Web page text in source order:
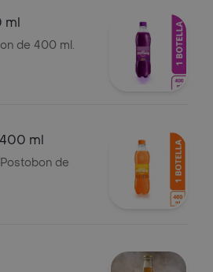
ml
de 400 ml.
ml
de